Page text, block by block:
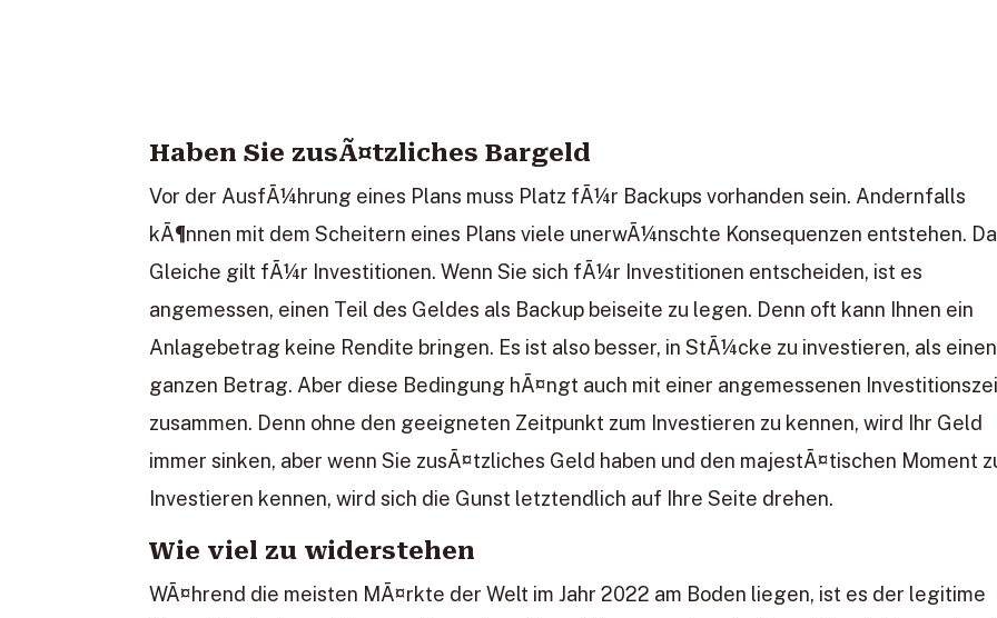
Haben Sie zusÃ¤tzliches Bargeld
Vor der AusfÃ¼hrung eines Plans muss Platz fÃ¼r Backups vorhanden sein. Andernfalls
kÃ¶nnen mit dem Scheitern eines Plans viele unerwÃ¼nschte Konsequenzen entstehen.
Gleiche gilt fÃ¼r Investitionen. Wenn Sie sich fÃ¼r Investitionen entscheiden, ist es
angemessen, einen Teil des Geldes als Backup beiseite zu legen. Denn oft kann Ihnen ein
Anlagebetrag keine Rendite bringen. Es ist also besser, in StÃ¼cke zu investieren, als einen
ganzen Betrag. Aber diese Bedingung hÃ¤ngt auch mit einer angemessenen
zusammen. Denn ohne den geeigneten Zeitpunkt zum Investieren zu kennen, wird Ihr Geld
immer sinken, aber wenn Sie zusÃ¤tzliches Geld haben und den majestÃ¤tischen Moment
Investieren kennen, wird sich die Gunst letztendlich auf Ihre Seite drehen.
Wie viel zu widerstehen
WÃ¤hrend die meisten MÃ¤rkte der Welt im Jahr 2022 am Boden liegen, ist es der legitime